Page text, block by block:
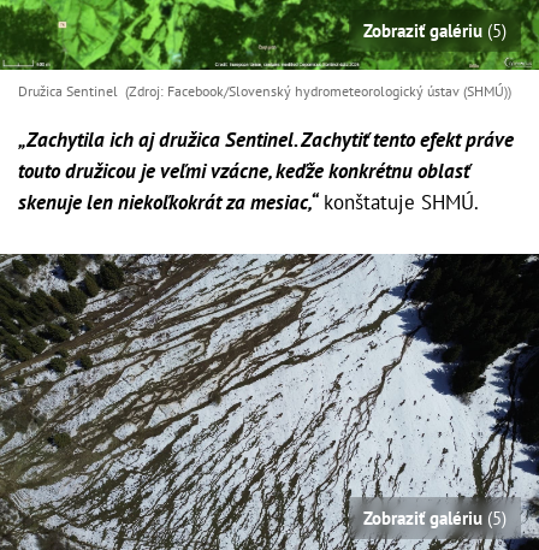
Zobraziť galériu (5)
Družica Sentinel (Zdroj: Facebook/Slovenský hydrometeorologický ústav (SHMÚ))
„Zachytila ich aj družica Sentinel. Zachytiť tento efekt práve
touto družicou je veľmi vzácne, keďže konkrétnu oblasť
skenuje len niekoľkokrát za mesiac,“konštatuje SHMÚ.
Zobraziť galériu (5)